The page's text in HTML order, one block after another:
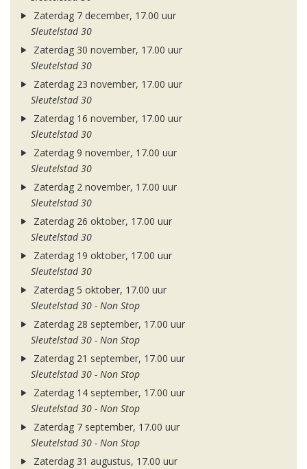
Zaterdag 7 december, 17.00 uur
Sleutelstad 30
Zaterdag 30 november, 17.00 uur
Sleutelstad 30
Zaterdag 23 november, 17.00 uur
Sleutelstad 30
Zaterdag 16 november, 17.00 uur
Sleutelstad 30
Zaterdag 9 november, 17.00 uur
Sleutelstad 30
Zaterdag 2 november, 17.00 uur
Sleutelstad 30
Zaterdag 26 oktober, 17.00 uur
Sleutelstad 30
Zaterdag 19 oktober, 17.00 uur
Sleutelstad 30
Zaterdag 5 oktober, 17.00 uur
Sleutelstad 30 - Non Stop
Zaterdag 28 september, 17.00 uur
Sleutelstad 30 - Non Stop
Zaterdag 21 september, 17.00 uur
Sleutelstad 30 - Non Stop
Zaterdag 14 september, 17.00 uur
Sleutelstad 30 - Non Stop
Zaterdag 7 september, 17.00 uur
Sleutelstad 30 - Non Stop
Zaterdag 31 augustus, 17.00 uur